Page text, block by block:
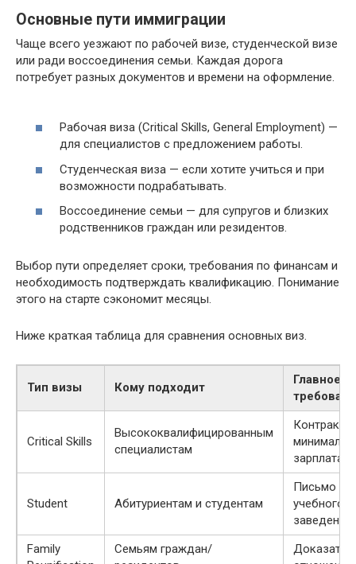
Основные пути иммиграции
Чаще всего уезжают по рабочей визе, студенческой визе
или ради воссоединения семьи. Каждая дорога
потребует разных документов и времени на оформление.
Рабочая виза (Critical Skills, General Employment) —
для специалистов с предложением работы.
Студенческая виза — если хотите учиться и при
возможности подрабатывать.
Воссоединение семьи — для супругов и близких
родственников граждан или резидентов.
Выбор пути определяет сроки, требования по финансам и
необходимость подтверждать квалификацию. Понимание
этого на старте сэкономит месяцы.
Ниже краткая таблица для сравнения основных виз.
Тип визы Кому подходит
Главное
Critical Skills
Высококвалифицированным
специалистам
Контракт и
зарплата
Student Абитуриентам и студентам
Письмо из
учебного
заведения
Family
Семьям граждан/